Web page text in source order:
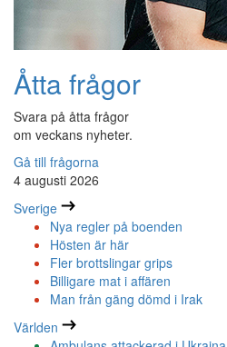
Åtta frågor
Svara på åtta frågor
om veckans nyheter.
Gå till frågorna
4 augusti 2026
Sverige
Nya regler på boenden
Hösten är här
Fler brottslingar grips
Billigare mat i affären
Man från gäng dömd i Irak
Världen